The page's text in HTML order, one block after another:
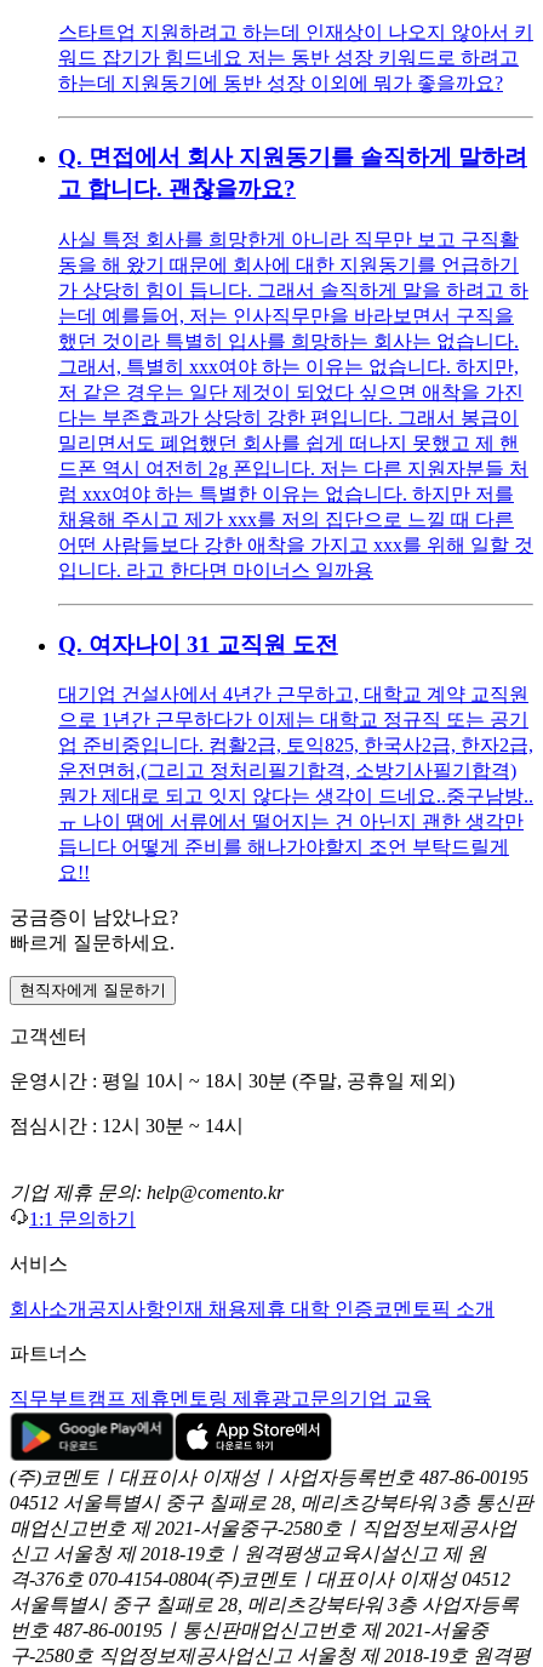
스타트업 지원하려고 하는데 인재상이 나오지 않아서 키
워드 잡기가 힘드네요 저는 동반 성장 키워드로 하려고
하는데 지원동기에 동반 성장 이외에 뭐가 좋을까요?
Q. 면접에서 회사 지원동기를 솔직하게 말하려
고 합니다. 괜찮을까요?
사실 특정 회사를 희망한게 아니라 직무만 보고 구직활
동을 해 왔기 때문에 회사에 대한 지원동기를 언급하기
가 상당히 힘이 듭니다. 그래서 솔직하게 말을 하려고 하
는데 예를들어, 저는 인사직무만을 바라보면서 구직을
했던 것이라 특별히 입사를 희망하는 회사는 없습니다.
그래서, 특별히 xxx여야 하는 이유는 없습니다. 하지만,
저 같은 경우는 일단 제것이 되었다 싶으면 애착을 가진
다는 부존효과가 상당히 강한 편입니다. 그래서 봉급이
밀리면서도 폐업했던 회사를 쉽게 떠나지 못했고 제 핸
드폰 역시 여전히 2g 폰입니다. 저는 다른 지원자분들 처
럼 xxx여야 하는 특별한 이유는 없습니다. 하지만 저를
채용해 주시고 제가 xxx를 저의 집단으로 느낄 때 다른
어떤 사람들보다 강한 애착을 가지고 xxx를 위해 일할 것
입니다. 라고 한다면 마이너스 일까용
Q. 여자나이 31 교직원 도전
대기업 건설사에서 4년간 근무하고, 대학교 계약 교직원
으로 1년간 근무하다가 이제는 대학교 정규직 또는 공기
업 준비중입니다. 컴활2급, 토익825, 한국사2급, 한자2급,
운전면허,(그리고 정처리필기합격, 소방기사필기합격)
뭔가 제대로 되고 잇지 않다는 생각이 드네요..중구남방..
ㅠ 나이 땜에 서류에서 떨어지는 건 아닌지 괜한 생각만
듭니다 어떻게 준비를 해나가야할지 조언 부탁드릴게
요!!
궁금증이 남았나요?
빠르게 질문하세요.
현직자에게 질문하기
고객센터
운영시간 : 평일 10시 ~ 18시 30분 (주말, 공휴일 제외)
점심시간 : 12시 30분 ~ 14시
기업 제휴 문의: help@comento.kr
1:1 문의하기
서비스
회사소개 공지사항인재 채용제휴 대학 인증코멘토픽 소개
파트너스
직무부트캠프 제휴멘토링 제휴광고문의 기업 교육
(주)코멘토ㅣ대표이사 이재성ㅣ사업자등록번호 487-86-00195
04512 서울특별시 중구 칠패로 28, 메리츠강북타워 3층 통신판
매업신고번호 제 2021-서울중구-2580호ㅣ직업정보제공사업
신고 서울청 제 2018-19호ㅣ원격평생교육시설신고 제 원
격-376호 070-4154-0804(주)코멘토ㅣ대표이사 이재성 04512
서울특별시 중구 칠패로 28, 메리츠강북타워 3층 사업자등록
번호 487-86-00195ㅣ통신판매업신고번호 제 2021-서울중
구-2580호 직업정보제공사업신고 서울청 제 2018-19호 원격평